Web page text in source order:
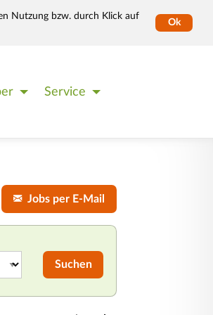
Nutzung bzw. durch Klick auf
Ok
Service
Jobs per E-Mail
Suchen